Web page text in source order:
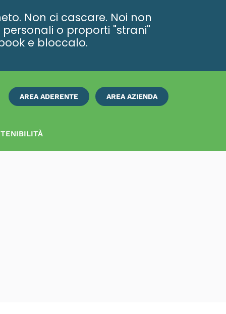
Non ci cascare. Noi non
o proporti "strani"
e bloccalo.
AREA ADERENTE AREA AZIENDA
ISCRIVITI